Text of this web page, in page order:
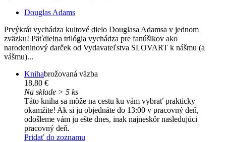
Douglas Adams
Prvýkrát vychádza kultové dielo Douglasa Adamsa v jednom
zväzku! Päťdielna trilógia vychádza pre fanúšikov ako
narodeninový darček od Vydavateľstva SLOVART k nášmu (a
vášmu)...
Knihabrožovaná väzba
18,80 €
Na sklade > 5 ks
Táto kniha sa môže na cestu ku vám vybrať prakticky
okamžite! Ak si ju objednáte do 13:00 v pracovný deň,
odošleme vám ju ešte dnes, inak najneskôr nasledujúci
pracovný deň.
Pridať do zoznamu